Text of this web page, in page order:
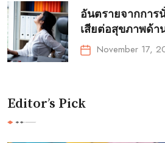
อันตรายจากการ
เสียต่อสุขภาพด้า
November 17,
Editor’s Pick